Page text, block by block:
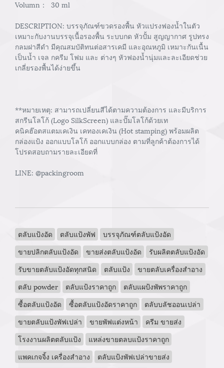
Volumn： 30 ml
DESCRIPTION: บรรจุภัณฑ์ขวดรองพื้น หัวแปรงฟองน้ำในตัว
เหมาะกับงานบรรจุเนื้อรองพื้น ระบบกด หัวปั้ม สูญญากาศ รูปทรง
กลมฝาสีดำ มีคุณสมบัติทนต่อสารเคมี และอุณหภูมิ เหมาะกันเนื้น
เป็นน้ำ เจล กครีม โฟม และ ต่างๆ หัวฟองน้ำนุ่มและละเอียดช่วย
เกลี่ยรองพื้นได้ง่ายขึ้น
**หมายเหตุ: สามารถเปลี่ยนสีได้ตามความต้องการ และมีบริการ
สกรีนโลโก้ (Logo SilkScreen) และปั๊มโลโก้ด้วยเท
คนิคฮ๊อตสแตมเคเงิน เคทองเคเงิน (Hot stamping) พร้อมผลิต
กล่องแป้ง ออกแบบโลโก้ ออกแบบกล่อง ตามที่ลูกค้าต้องการได้
โปรดสอบถามรายละเอียดที่
LINE: @packingroom
ตลับแป้งอัด ตลับแป้งพัฟ
บรรจุภัณฑ์ตลับแป้งอัด
ขายปลิกตลับแป้งอัด
ขายส่งตลับแป้งอัด
รับผลิตตลับแป้งอัด
รับขายตลับแป้งอัดทุกสนิด
ตลับแป้ง
ขายตลับเครื่องสำอาง
ตลับ powder
ตลับแป้งราคาถูก
ตลับแผป้งพัพราคาถูก
ซื้อตลับแป้งอัด
ซื้อตลับแป้งอัดราคาถูก
ตลับบลัชออนเปล่า
ขายตลับแป้งพัฟเปล่า
ขายพัฟแต่งหน้า
ครีม ขายส่ง
โรงงานผลิตตลับแป้ง
แหล่งขายตลบแป้งราคาถูก
แพคเกจจิ้ง เครื่องสําอาง
ตลับแป้งพัฟเปล่าขายส่ง